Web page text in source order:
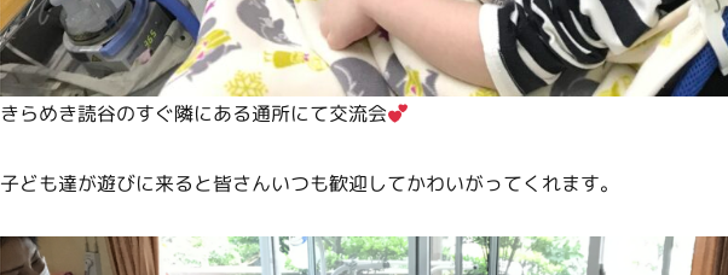
きらめき読谷のすぐ隣にある通所にて交流会
子ども達が遊びに来ると皆さんいつも歓迎してかわいがってくれます。